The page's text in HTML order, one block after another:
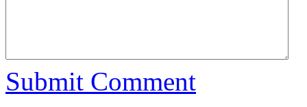
Submit Comment